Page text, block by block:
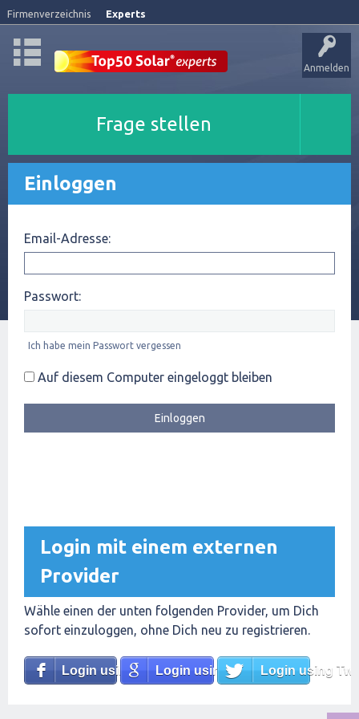
Firmenverzeichnis Experts
Anmelden
Frage stellen
Einloggen
Email-Adresse:
Passwort:
Ich habe mein Passwort vergessen
Auf diesem Computer eingeloggt bleiben
Login mit einem externen
Provider
Wähle einen der unten folgenden Provider, um Dich
sofort einzuloggen, ohne Dich neu zu registrieren.
Login using FacebookLogin using GoogleLogin using